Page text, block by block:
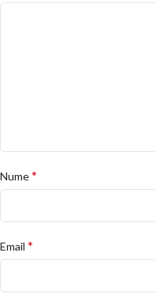
Nume*
Email *